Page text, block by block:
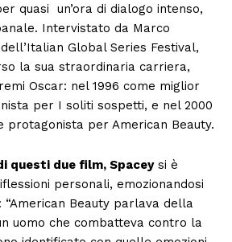
quasi un’ora di dialogo intenso,
Intervistato da Marco
Global Series Festival,
la sua straordinaria carriera,
Oscar: nel 1996 come miglior
per I soliti sospetti, e nel 2000
protagonista per American Beauty.
questi due film, Spaceysi è
personali, emozionandosi
Beauty parlava della
uomo che combatteva contro la